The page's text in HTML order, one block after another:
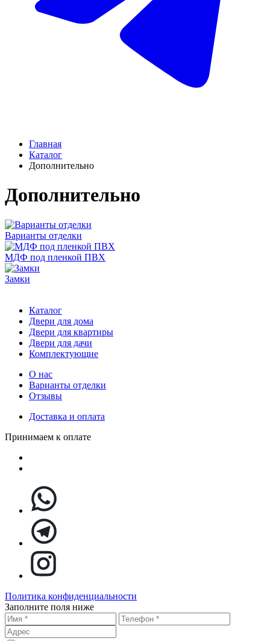
Главная
Каталог
Дополнительно
Дополнительно
Варианты отделки
МДФ под пленкой ПВХ
Замки
Каталог
Двери для дома
Двери для квартиры
Двери для дачи
Комплектующие
О нас
Варианты отделки
Отзывы
Доставка и оплата
Принимаем к оплате
Политика конфиденциальности
Заполните поля ниже